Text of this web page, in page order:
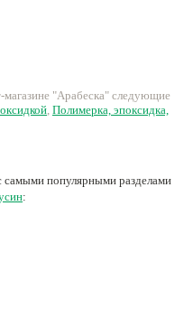
"Арабеска" следующие
, Полимерка, эпоксидка,
самыми популярными разделами
: